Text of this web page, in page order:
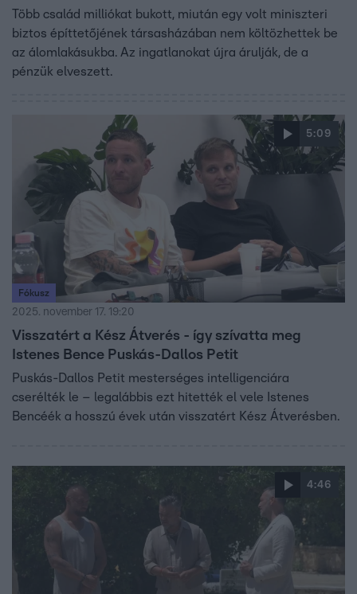
Több család milliókat bukott, miután egy volt miniszteri
biztos építtetőjének társasházában nem költözhettek be
az álomlakásukba. Az ingatlanokat újra árulják, de a
pénzük elveszett.
5:09
Fókusz
2025. november 17. 19:20
Visszatért a Kész Átverés - így szívatta meg
Istenes Bence Puskás-Dallos Petit
Puskás-Dallos Petit mesterséges intelligenciára
cserélték le – legalábbis ezt hitették el vele Istenes
Bencéék a hosszú évek után visszatért Kész Átverésben.
4:46